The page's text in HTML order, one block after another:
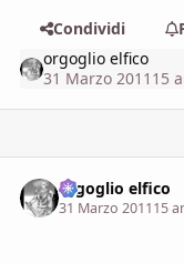
Condividi
orgoglio elfico
31 Marzo 2011 15
orgoglio elfico
31 Marzo 201115